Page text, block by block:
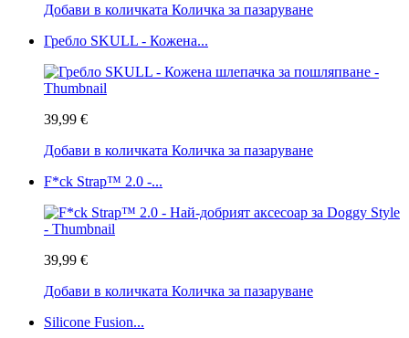
Добави в количката Количка за пазаруване
Гребло SKULL - Кожена...
39,99 €
Добави в количката Количка за пазаруване
F*ck Strap™ 2.0 -...
39,99 €
Добави в количката Количка за пазаруване
Silicone Fusion...